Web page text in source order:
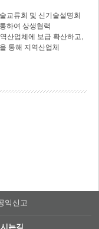
교류회 및 신기술설명회
하여 상생협력
산업체에 보급 확산하고,
통해 지역산업체
익신고
는길